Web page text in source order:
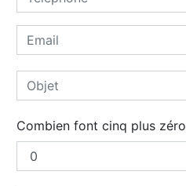
Combien font cinq plus zéro